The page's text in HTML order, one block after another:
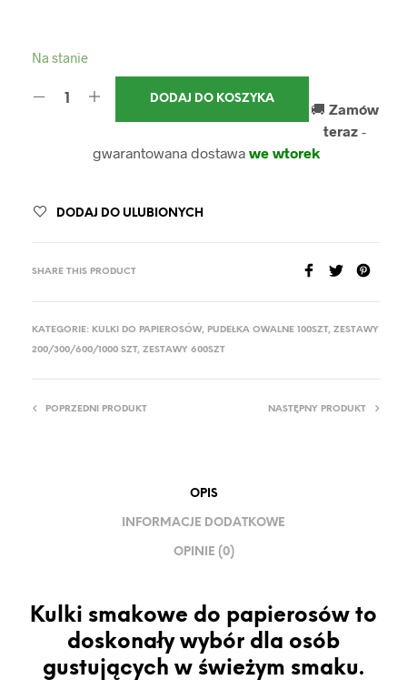
Na stanie
DODAJ DO KOSZYKA
🚚 Zamów
teraz-
gwarantowana dostawa we wtorek
DODAJ DO ULUBIONYCH
SHARE THIS PRODUCT
KATEGORIE: KULKI DO PAPIEROSÓW, PUDEŁKA OWALNE 100SZT, ZESTAWY
200/300/600/1000 SZT, ZESTAWY 600SZT
POPRZEDNI PRODUKT NASTĘPNY PRODUKT
OPIS
INFORMACJE DODATKOWE
OPINIE (0)
Kulki smakowe do papierosów to
doskonały wybór dla osób
gustujących w świeżym smaku.